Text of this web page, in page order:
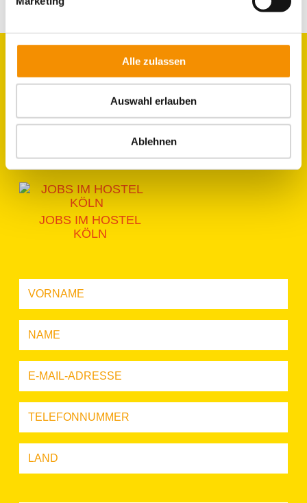
Alle zulassen
Auswahl erlauben
Ablehnen
LAGE & UMGEBUNG
JOBS IM HOSTEL
KÖLN